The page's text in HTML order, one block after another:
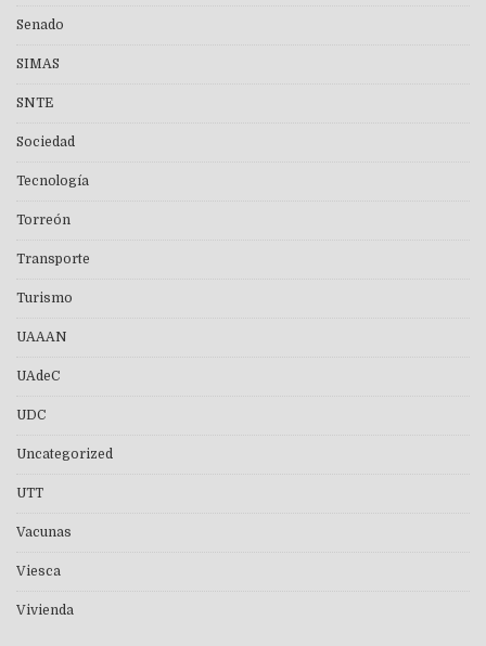
Senado
SIMAS
SNTE
Sociedad
Tecnología
Torreón
Transporte
Turismo
UAAAN
UAdeC
UDC
Uncategorized
UTT
Vacunas
Viesca
Vivienda